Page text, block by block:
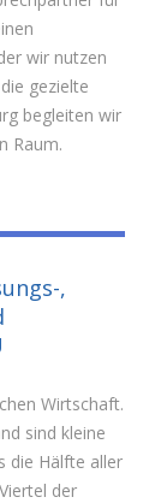
wir nutzen
gezielte
begleiten wir
Raum.
,
Wirtschaft.
sind kleine
die Hälfte aller
der